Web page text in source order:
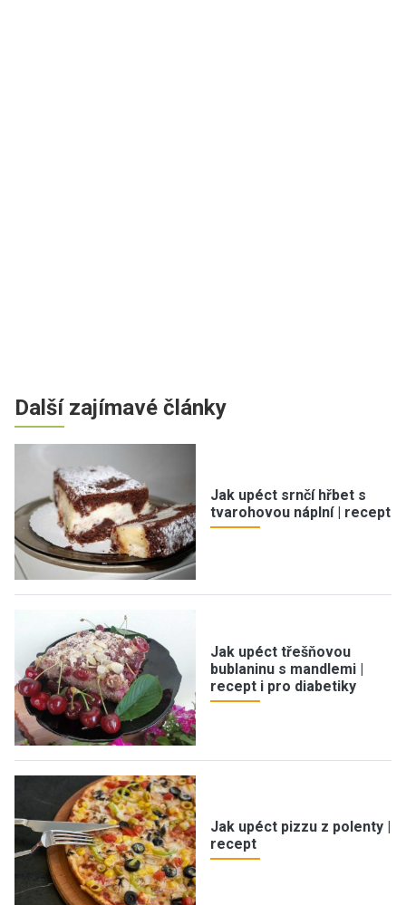
Další zajímavé články
Jak upéct srnčí hřbet s
tvarohovou náplní | recept
Jak upéct třešňovou
bublaninu s mandlemi |
recept i pro diabetiky
Jak upéct pizzu z polenty |
recept